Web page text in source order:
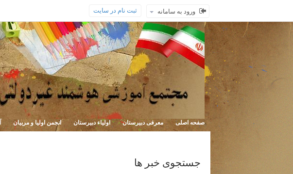
ورود به سامانه ثبت نام در سایت
صفحه اصلی معرفی دبیرستان اولیاء دبیرستان انجمن اولیا و مربیان
جستجوی خبر ها